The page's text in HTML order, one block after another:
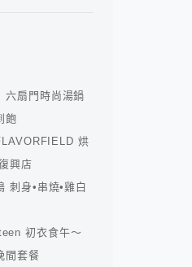
六扇門時尚湯鍋
飽
烘
興店
刺身•串燒•雞白
初衣食午～
間套餐